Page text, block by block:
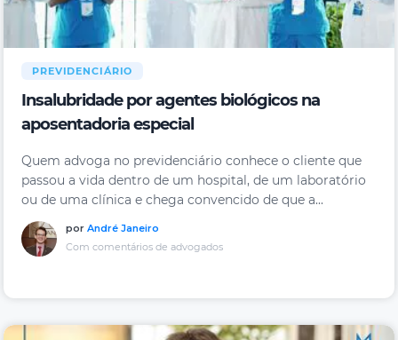
PREVIDENCIÁRIO
Insalubridade por agentes biológicos na
aposentadoria especial
Quem advoga no previdenciário conhece o cliente que
passou a vida dentro de um hospital, de um laboratório
ou de uma clínica e chega convencido de que a...
por André Janeiro
Com comentários de advogados